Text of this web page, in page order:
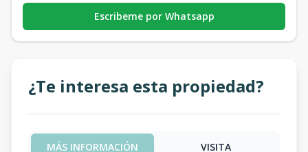
Escribeme por Whatsapp
¿Te interesa esta propiedad?
MÁS INFORMACIÓN VISITA